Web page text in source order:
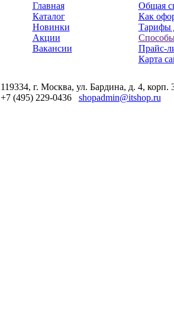
Главная
Каталог
Новинки
Акции
Вакансии
Общая
Как
Тарифы
Прайс-
Карта
119334, г. Москва, ул. Бардина, д. 4, корп.
+7 (495) 229-0436 shopadmin@itshop.ru